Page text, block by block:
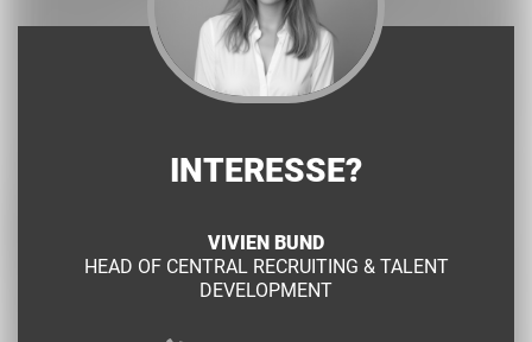
INTERESSE?
VIVIEN BUND
HEAD OF CENTRAL RECRUITING & TALENT
DEVELOPMENT